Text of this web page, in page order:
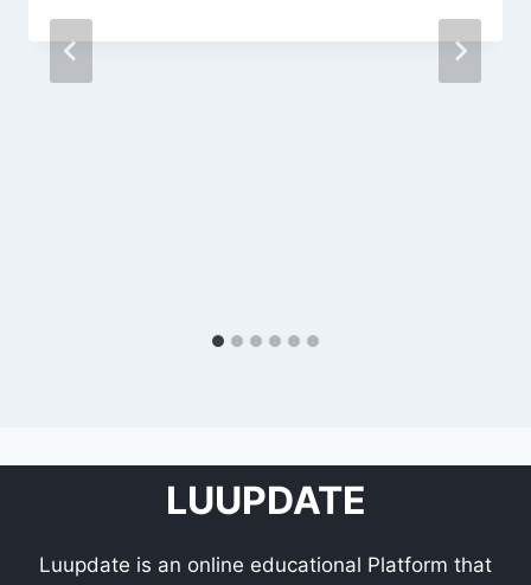
LUUPDATE
Luupdate is an online educational Platform that